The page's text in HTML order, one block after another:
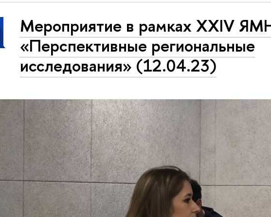
Мероприятие в рамках XXIV
«Перспективные региональные
исследования» (12.04.23)